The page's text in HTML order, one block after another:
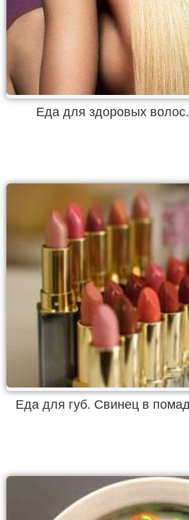
Еда для здоровых
Еда для губ. Свинец в